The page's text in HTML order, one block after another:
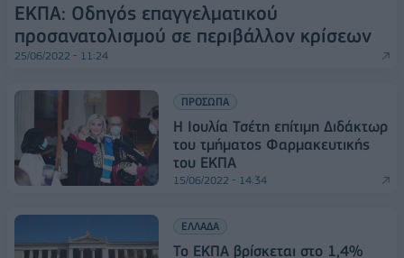
ΕΚΠΑ: Οδηγός επαγγελματικού
προσανατολισμού σε περιβάλλον κρίσεων
25/06/2022 - 11:24
ΠΡΟΣΩΠΑ
Η Ιουλία Τσέτη επίτιμη Διδάκτωρ
του τμήματος Φαρμακευτικής
του ΕΚΠΑ
15/06/2022 - 14:34
ΕΛΛΑΔΑ
Το ΕΚΠΑ βρίσκεται στο 1,4%